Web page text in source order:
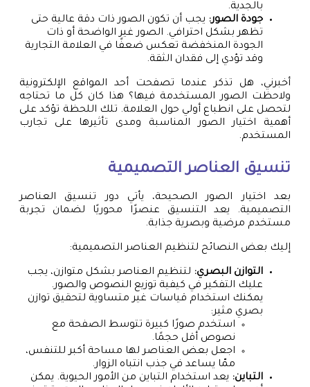
بالجدية.
جودة الصور: يجب أن تكون الصور ذات دقة عالية حتى
تظهر بشكل احترافي. الصور غير الواضحة أو ذات
الجودة المنخفضة تعكس ضعفًا في العلامة التجارية
وقد تؤدي إلى فقدان الثقة.
أخبرني، هل تذكر عندما تصفحت أحد المواقع الإلكترونية
ولاحظت الصور المستخدمة فيها؟ هذا كان كل ما تحتاجه
لتحصل على انطباع أولي حول العلامة. تلك اللحظة تؤكد على
أهمية اختيار الصور المناسبة ومدى تأثيرها على تجارب
المستخدم.
تنسيق العناصر التصميمية
بعد اختيار الصور الصحيحة، يأتي دور تنسيق العناصر
التصميمية. يعد التنسيق عنصرًا محوريًا لضمان تجربة
مستخدم مرضية وبصرية جذابة.
إليك بعض النصائح لتنظيم العناصر التصميمية:
التوازن البصري: لتنظيم العناصر بشكل متوازن، يجب
عليك التفكير في كيفية توزيع النصوص والصور.
يمكنك استخدام قياسات غير متساوية لتحقيق توازن
بصري مثير:
استخدم صورًا كبيرة تتوسط الصفحة مع
نصوص أقل حجمًا.
اجعل بعض العناصر لها مساحة أكبر للتنفس،
ممّا يساعد في جذب انتباه الزوار.
التباين: يعد استخدام التباين من الأمور الحيوية. يمكن